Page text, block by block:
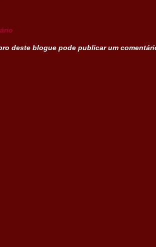
deste blogue pode publicar um